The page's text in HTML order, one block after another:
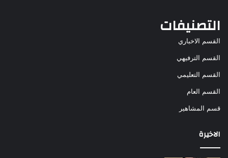
التصنيفات
القسم الاخباري
القسم الترفيهي
القسم التعليمي
القسم العام
قسم المشاهير
الاخيرة